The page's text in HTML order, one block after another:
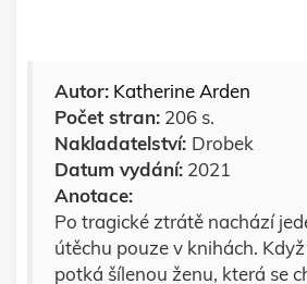
Autor: Katherine Arden
Počet stran: 206 s.
Nakladatelství: Drobek
Datum vydání: 2021
Anotace:
Po tragické ztrátě nachází
útěchu pouze v knihách.
potká šílenou ženu, která se